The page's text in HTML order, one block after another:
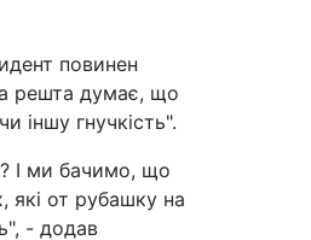
повинен
а решта думає, що
іншу гнучкість".
І ми бачимо, що
які от рубашку на
- додав